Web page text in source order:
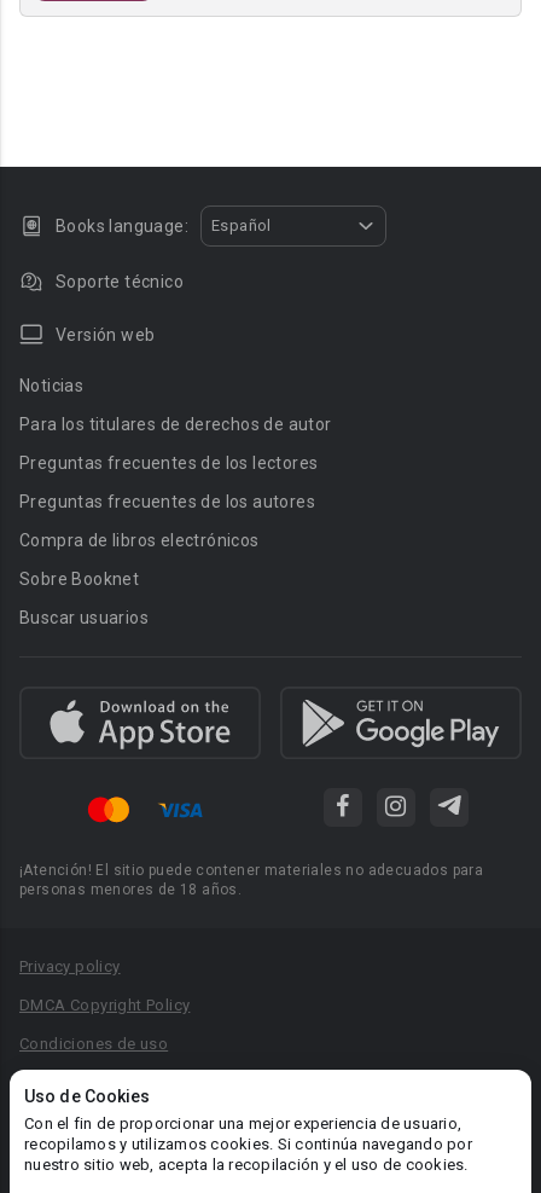
Uso de Cookies
Con el fin de proporcionar una mejor experiencia de usuario,
recopilamos y utilizamos cookies. Si continúa navegando por
nuestro sitio web, acepta la recopilación y el uso de cookies.
Books language: Español
Soporte técnico
Versión web
Noticias
Para los titulares de derechos de autor
Preguntas frecuentes de los lectores
Preguntas frecuentes de los autores
Compra de libros electrónicos
Sobre Booknet
Buscar usuarios
¡Atención! El sitio puede contener materiales no adecuados para
personas menores de 18 años.
Privacy policy
DMCA Copyright Policy
Condiciones de uso
Reglas para la publicación de libros
Área RR.PP.: pr@booknet.com